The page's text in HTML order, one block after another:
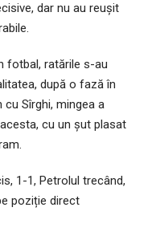
dar nu au reușit
fotbal, ratările s-au
după o fază în
Sîrghi, mingea a
cu un șut plasat
1-1, Petrolul trecând,
poziție direct